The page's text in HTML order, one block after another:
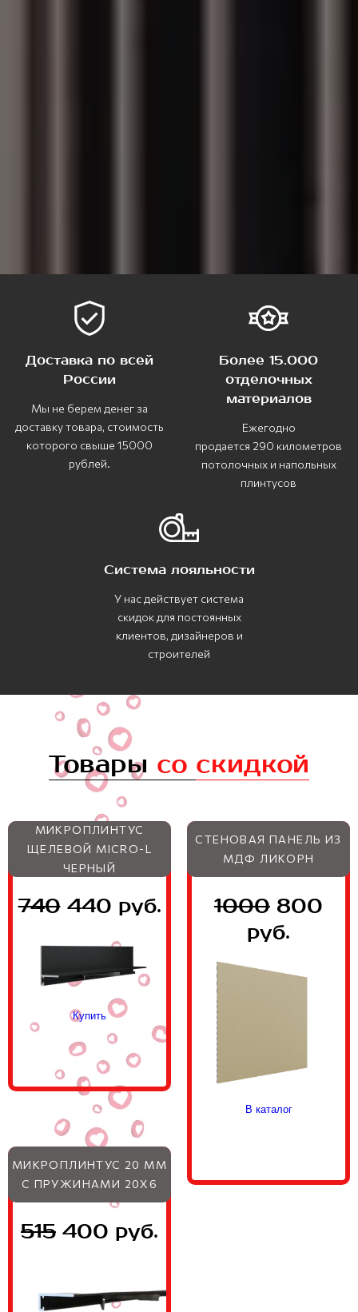
Доставка по всей
России
Мы не берем денег за
доставку товара, стоимость
которого свыше 15000
рублей.
Более 15.000
отделочных
материалов
Ежегодно
продается 290 километров
потолочных и напольных
плинтусов
Система лояльности
У нас действует система
скидок для постоянных
клиентов, дизайнеров и
строителей
Товары со скидкой
МИКРОПЛИНТУС
ЩЕЛЕВОЙ MICRO-L
ЧЕРНЫЙ
740440 руб.
Купить
СТЕНОВАЯ ПАНЕЛЬ ИЗ
МДФ ЛИКОРН
1000 800
руб.
В каталог
МИКРОПЛИНТУС 20 ММ
С ПРУЖИНАМИ 20Х6
515 400 руб.